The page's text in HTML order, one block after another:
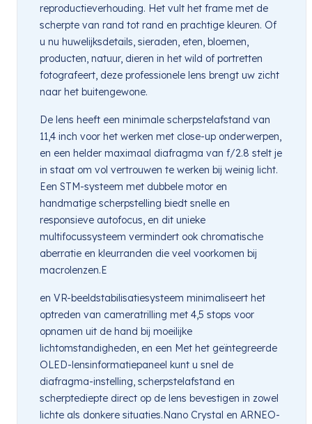
reproductieverhouding. Het vult het frame met de
scherpte van rand tot rand en prachtige kleuren. Of
u nu huwelijksdetails, sieraden, eten, bloemen,
producten, natuur, dieren in het wild of portretten
fotografeert, deze professionele lens brengt uw zicht
naar het buitengewone.
De lens heeft een minimale scherpstelafstand van
11,4 inch voor het werken met close-up onderwerpen,
en een helder maximaal diafragma van f/2.8 stelt je
in staat om vol vertrouwen te werken bij weinig licht.
Een STM-systeem met dubbele motor en
handmatige scherpstelling biedt snelle en
responsieve autofocus, en dit unieke
multifocussysteem vermindert ook chromatische
aberratie en kleurranden die veel voorkomen bij
macrolenzen.E
en VR-beeldstabilisatiesysteem minimaliseert het
optreden van cameratrilling met 4,5 stops voor
opnamen uit de hand bij moeilijke
lichtomstandigheden, en een Met het geïntegreerde
OLED-lensinformatiepaneel kunt u snel de
diafragma-instelling, scherpstelafstand en
scherptediepte direct op de lens bevestigen in zowel
lichte als donkere situaties.Nano Crystal en ARNEO-